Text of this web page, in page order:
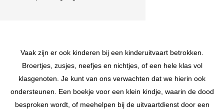
Vaak zijn er ook kinderen bij een kinderuitvaart betrokken.
Broertjes, zusjes, neefjes en nichtjes, of een hele klas vol
klasgenoten. Je kunt van ons verwachten dat we hierin ook
ondersteunen. Een boekje voor een klein kindje, waarin de dood
besproken wordt, of meehelpen bij de uitvaartdienst door een